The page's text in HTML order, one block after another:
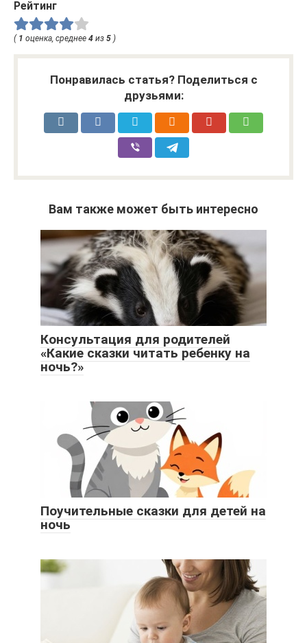
Рейтинг
( 1 оценка, среднее 4 из 5 )
Понравилась статья? Поделиться с
друзьями:
Вам также может быть интересно
Консультация для родителей
«Какие сказки читать ребенку на
ночь?»
Поучительные сказки для детей на
ночь